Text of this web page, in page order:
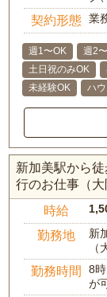
契約形態 業
週1〜OK 週2
土日祝のみOK
未経験OK
ハ
新加美駅から
行のお仕事（大
時給
勤務地
新
勤務時間
8
が